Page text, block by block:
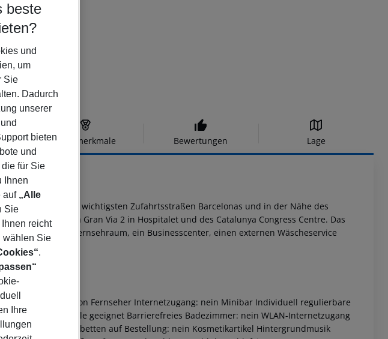
Hotelmerkmale Bewertungen Lage
in der Nähe der wichtigsten Zufahrtsstraßen Barcelonas und in der Nähe des
Fira Gran Via 2 in Hospitalet und des Catalunya Congress Centre. Das
einen Fernsehraum, ein Businesscenter, einen externen Wäscheservice
allen Zimmern.
Direktwahltelefon Fernseher Internetzugang: nein Minibar Individuell regulierbare
Safe Für Rollstühle geeignet Barrierefreies Badezimmer: nein WLAN-Internetzugang
Wecker Extrabetten auf Bestellung: nein Kosmetikartikel Hintergrundmusik
beste
und
um
Sie
Dadurch
unserer
bieten
und
für Sie
Ihnen
auf „Alle
Sie
reicht
wählen Sie
.
Ihre